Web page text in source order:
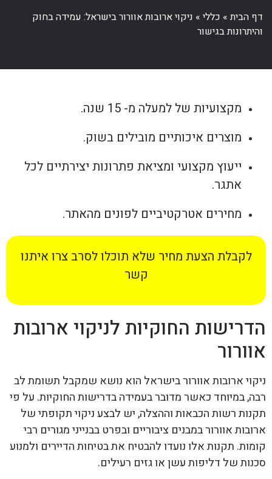
דף הבית» כללי» ניקוי ארובות אוורור בישראל: עמידה בחוק
והיתרונות בגישור
מקצועיות של למעלה מ- 15 שנה.
מוצרים איכותיים מובילים בשוק.
ייעוץ מקצועי ומציאת פתרונות יצירתיים לכל
אתגר.
מחירים אטרקטיביים לפונים מהאתר.
לקבלת הצעת מחיר שלא תוכלו לסרב צרו איתנו
קשר
הדרישות החוקיות לניקוי ארובות
אוורור
ניקוי ארובות אוורור בישראל הוא נושא שמקבל תשומת לב
רבה, במיוחד כאשר מדובר בעמידה בדרישות החוקיות. על פי
תקנות רשות הכבאות וההצלה, יש לבצע ניקוי תקופתי של
ארובות אוורור במבנים ציבוריים ובפרט בבנייני מגורים רבי
קומות. תקנות אלו נועדו להבטיח את בטיחות הדיירים ולמנוע
סכנות של דליפות עשן או גזים רעילים.